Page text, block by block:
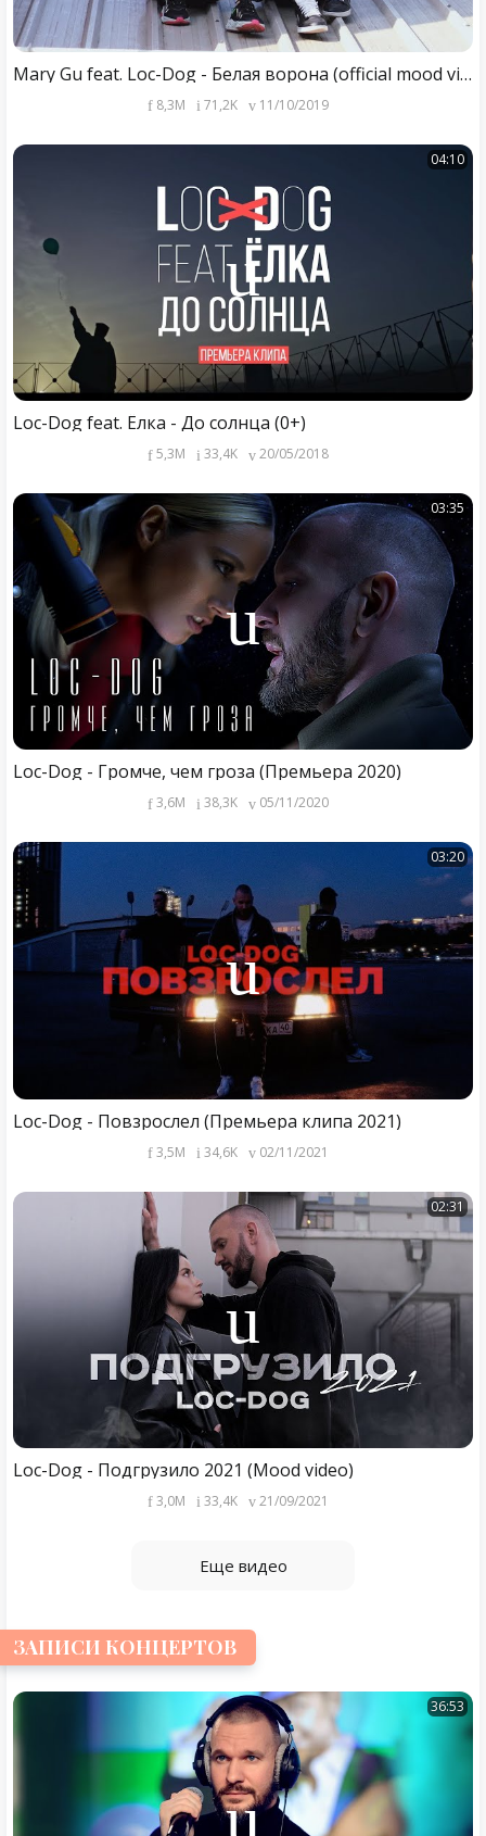
Mary Gu feat. Loc-Dog - Белая ворона (official mood video 2019)
8,3M 71,2K 11/10/2019
04:10
Loc-Dog feat. Ёлка - До солнца (0+)
5,3M 33,4K 20/05/2018
03:35
Loc-Dog - Громче, чем гроза (Премьера 2020)
3,6M 38,3K 05/11/2020
03:20
Loc-Dog - Повзрослел (Премьера клипа 2021)
3,5M 34,6K 02/11/2021
02:31
Loc-Dog - Подгрузило 2021 (Mood video)
3,0M 33,4K 21/09/2021
Еще видео
ЗАПИСИ КОНЦЕРТОВ
36:53